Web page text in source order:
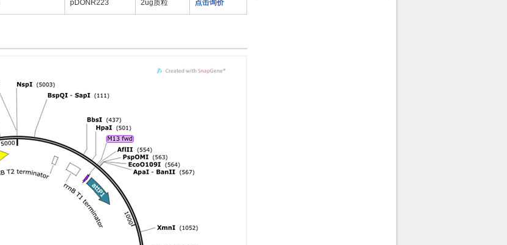
pDONR223 2ug质粒 点击询价